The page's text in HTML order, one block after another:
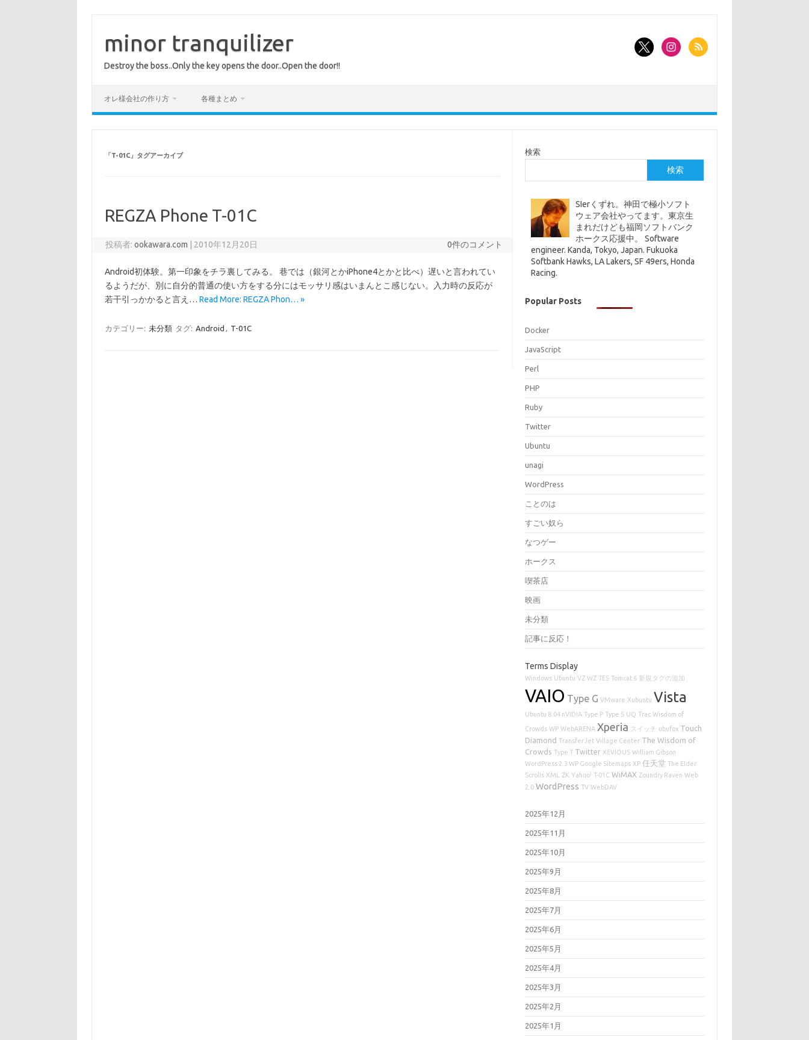
minor tranquilizer
Destroy the boss..Only the key opens the door..Open the door!!
オレ様会社の作り方 各種まとめ
「T-01C」タグアーカイブ
REGZA Phone T-01C
投稿者:ookawara.com 2010年12月20日 0件のコメント
Android初体験。第一印象をチラ裏してみる。 巷では（銀河とかiPhone4とかと比べ）遅いと言われてい
るようだが、別に自分的普通の使い方をする分にはモッサリ感はいまんとこ感じない。入力時の反応が
若干引っかかると言え… Read More: REGZA Phon… »
カテゴリー: 未分類 タグ: Android , T-01C
検索
検索
SIerくずれ。神田で極小ソフト
ウェア会社やってます。東京生
まれだけども福岡ソフトバンク
ホークス応援中。 Software
engineer. Kanda, Tokyo, Japan. Fukuoka
Softbank Hawks, LA Lakers, SF 49ers, Honda
Racing.
Popular Posts
Docker
JavaScript
Perl
PHP
Ruby
Twitter
Ubuntu
unagi
WordPress
ことのは
すごい奴ら
なつゲー
ホークス
喫茶店
映画
未分類
記事に反応！
Terms Display
Windows Ubuntu VZ WZ TES Tomcat 6 新規タグの追加
VAIO Type G VMware Xubuntu Vista
Ubuntu 8.04 nVIDIA Type P Type S UQ Trac Wisdom of
Crowds WP WebARENA Xperia スイッチ ubufox Touch
Diamond TransferJet Village Center The Wisdom of
Crowds Type T Twitter XEVIOUS William Gibson
WordPress 2.3 WP Google Sitemaps XP 任天堂 The Elder
Scrolls XML ZK Yahoo! T-01C WiMAX Zoundry Raven Web
2.0 WordPress TV WebDAV
2025年12月
2025年11月
2025年10月
2025年9月
2025年8月
2025年7月
2025年6月
2025年5月
2025年4月
2025年3月
2025年2月
2025年1月